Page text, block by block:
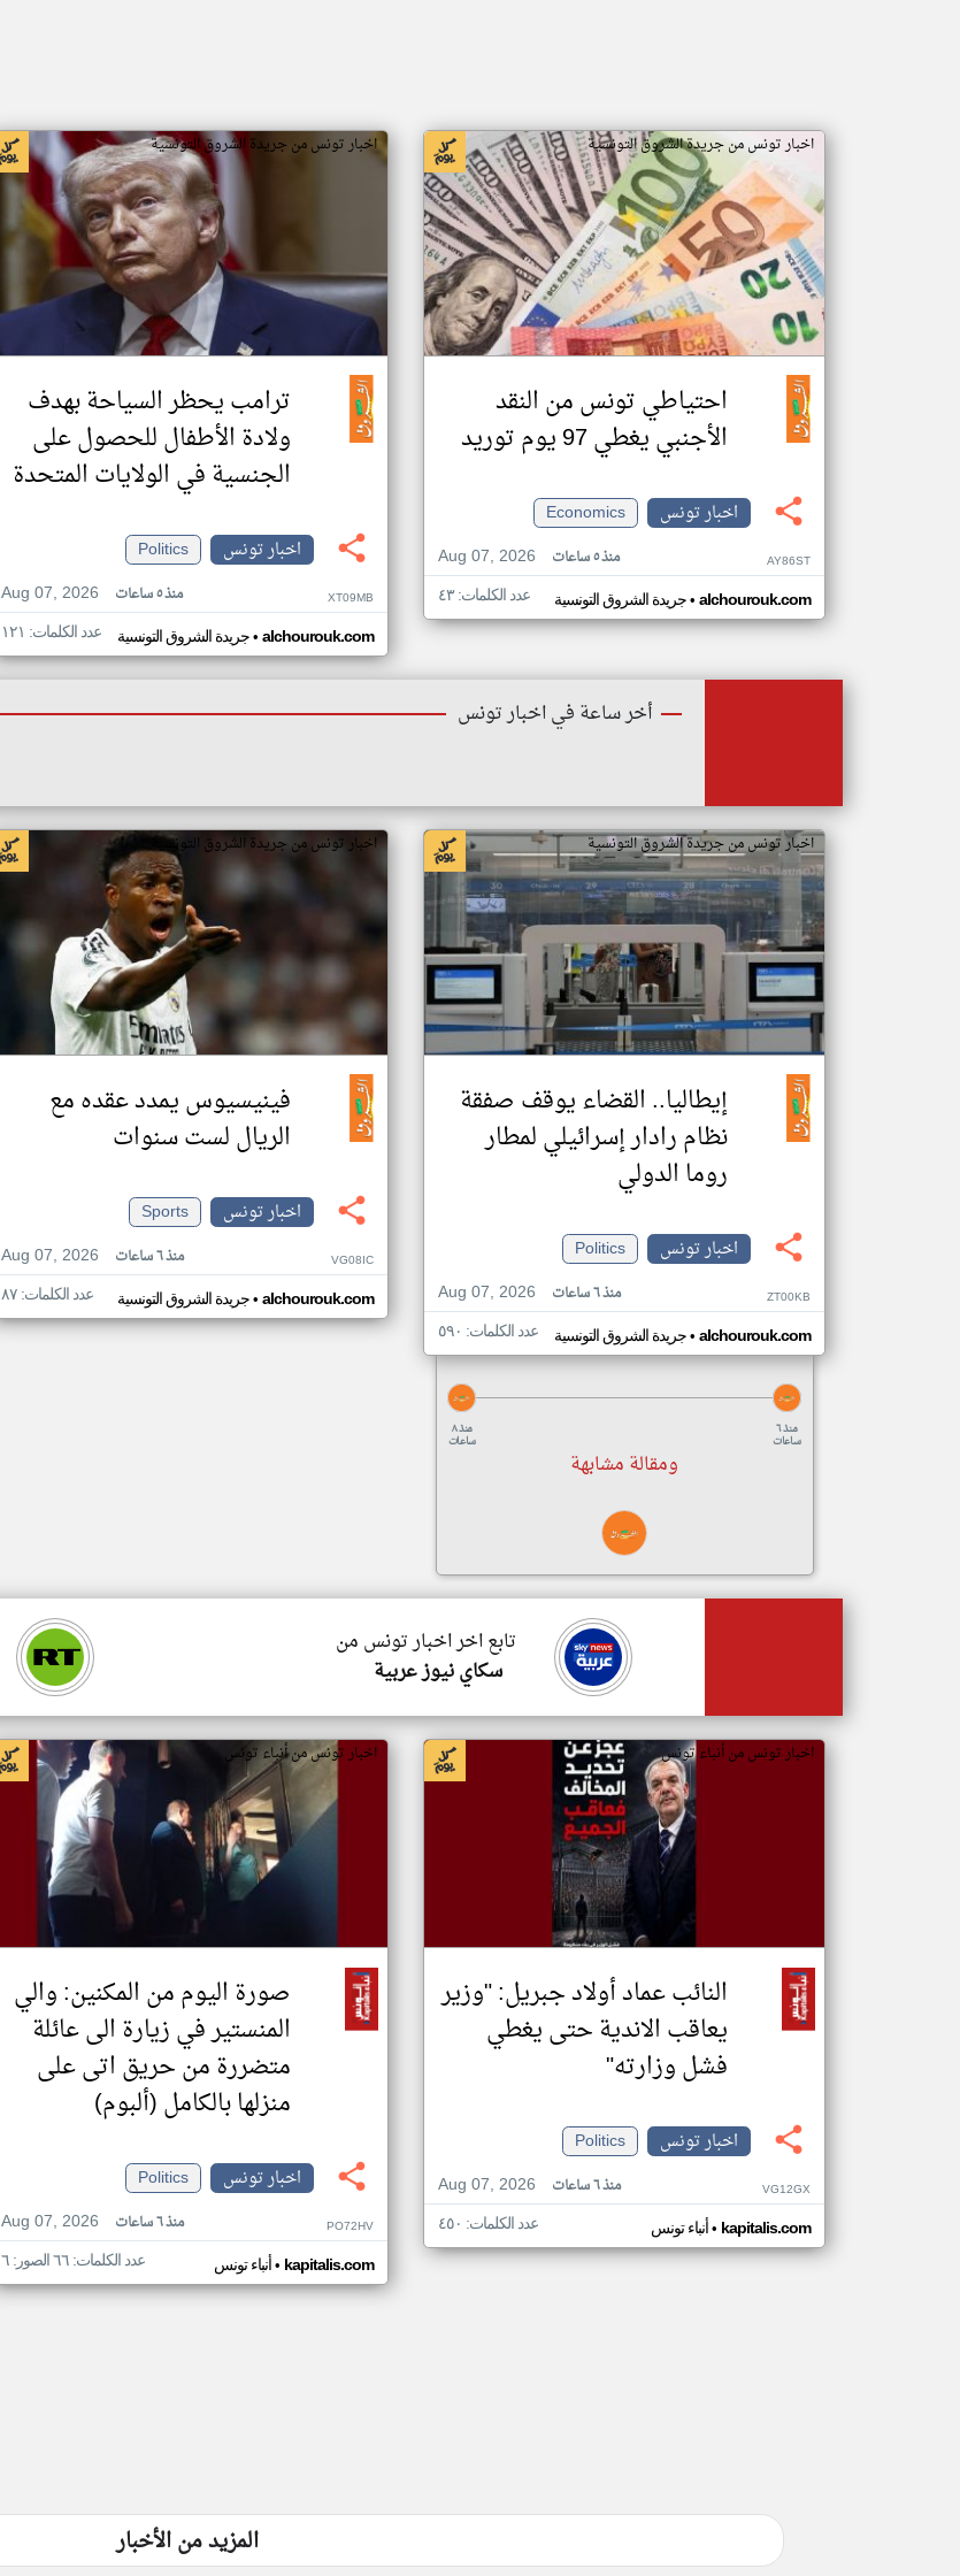
اخبار تونس من جريدة الشروق التونسية
احتياطي تونس من النقد
الأجنبي يغطي 97 يوم توريد
اخبار تونس
Economics
Aug 07, 2026
منذ ٥ ساعات AY86ST
جريدة الشروق التونسية• alchourouk.com عدد الكلمات: ٤٣
اخبار تونس من جريدة الشروق التونسية
ترامب يحظر السياحة بهدف
ولادة الأطفال للحصول على
الجنسية في الولايات المتحدة
اخبار تونس
Politics
Aug 07, 2026
منذ ٥ ساعات XT09MB
جريدة الشروق التونسية• alchourouk.com عدد الكلمات: ١٢١
أخر ساعة في اخبار تونس
اخبار تونس من جريدة الشروق التونسية
إيطاليا.. القضاء يوقف صفقة
نظام رادار إسرائيلي لمطار
روما الدولي
اخبار تونس
Politics
Aug 07, 2026
منذ ٦ ساعات ZT00KB
جريدة الشروق التونسية• alchourouk.com عدد الكلمات: ٥٩٠
منذ ٨
ساعات
منذ ٦
ساعات
ومقالة مشابهة
اخبار تونس من جريدة الشروق التونسية
فينيسيوس يمدد عقده مع
الريال لست سنوات
اخبار تونس
Sports
Aug 07, 2026
منذ ٦ ساعات VG08IC
جريدة الشروق التونسية• alchourouk.com عدد الكلمات: ٨٧
تابع اخر اخبار تونس من
سكاي نيوز عربية
اخبار تونس من أنباء تونس
النائب عماد أولاد جبريل: "وزير
يعاقب الاندية حتى يغطي
فشل وزارته"
اخبار تونس
Politics
Aug 07, 2026
منذ ٦ ساعات VG12GX
أنباء تونس• kapitalis.com عدد الكلمات: ٤٥٠
اخبار تونس من أنباء تونس
صورة اليوم من المكنين: والي
المنستير في زيارة الى عائلة
متضررة من حريق اتى على
منزلها بالكامل (ألبوم)
اخبار تونس
Politics
Aug 07, 2026
منذ ٦ ساعات PO72HV
أنباء تونس• kapitalis.com عدد الكلمات: ٦٦ الصور: ٦
المزيد من الأخبار